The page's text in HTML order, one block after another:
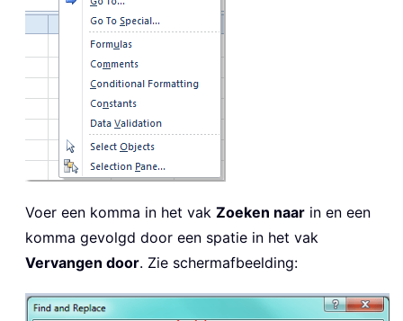
Voer een komma in het vak Zoeken naar in en een
komma gevolgd door een spatie in het vak
Vervangen door. Zie schermafbeelding: